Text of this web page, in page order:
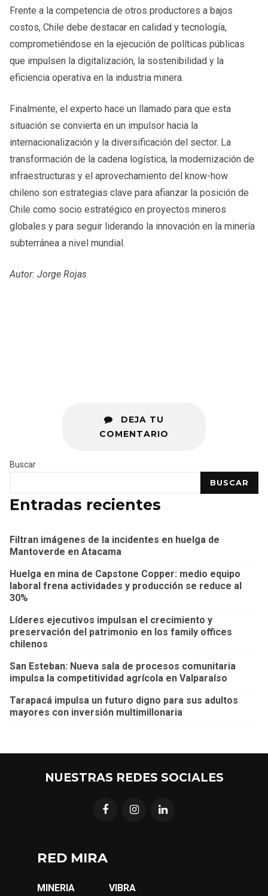
Frente a la competencia de otros productores a bajos
costos, Chile debe destacar en calidad y tecnología,
comprometiéndose en la ejecución de políticas públicas
que impulsen la digitalización, la sostenibilidad y la
eficiencia operativa en la industria minera.
Finalmente, el experto hace un llamado para que esta
situación se convierta en un impulsor hacia la
internacionalización y la diversificación del sector. La
transformación de la cadena logística, la modernización de
infraestructuras y el aprovechamiento del know-how
chileno son estrategias clave para afianzar la posición de
Chile como socio estratégico en proyectos mineros
globales y para seguir liderando la innovación en la minería
subterránea a nivel mundial.
Autor: Jorge Rojas
DEJA TU
COMENTARIO
Buscar
BUSCAR
Entradas recientes
Filtran imágenes de la incidentes en huelga de
Mantoverde en Atacama
Huelga en mina de Capstone Copper: medio equipo
laboral frena actividades y producción se reduce al
30%
Líderes ejecutivos impulsan el crecimiento y
preservación del patrimonio en los family offices
chilenos
San Esteban: Nueva sala de procesos comunitaria
impulsa la competitividad agrícola en Valparaíso
Tarapacá impulsa un futuro digno para sus adultos
mayores con inversión multimillonaria
NUESTRAS REDES SOCIALES
RED MIRA
MINERIA VIBRA